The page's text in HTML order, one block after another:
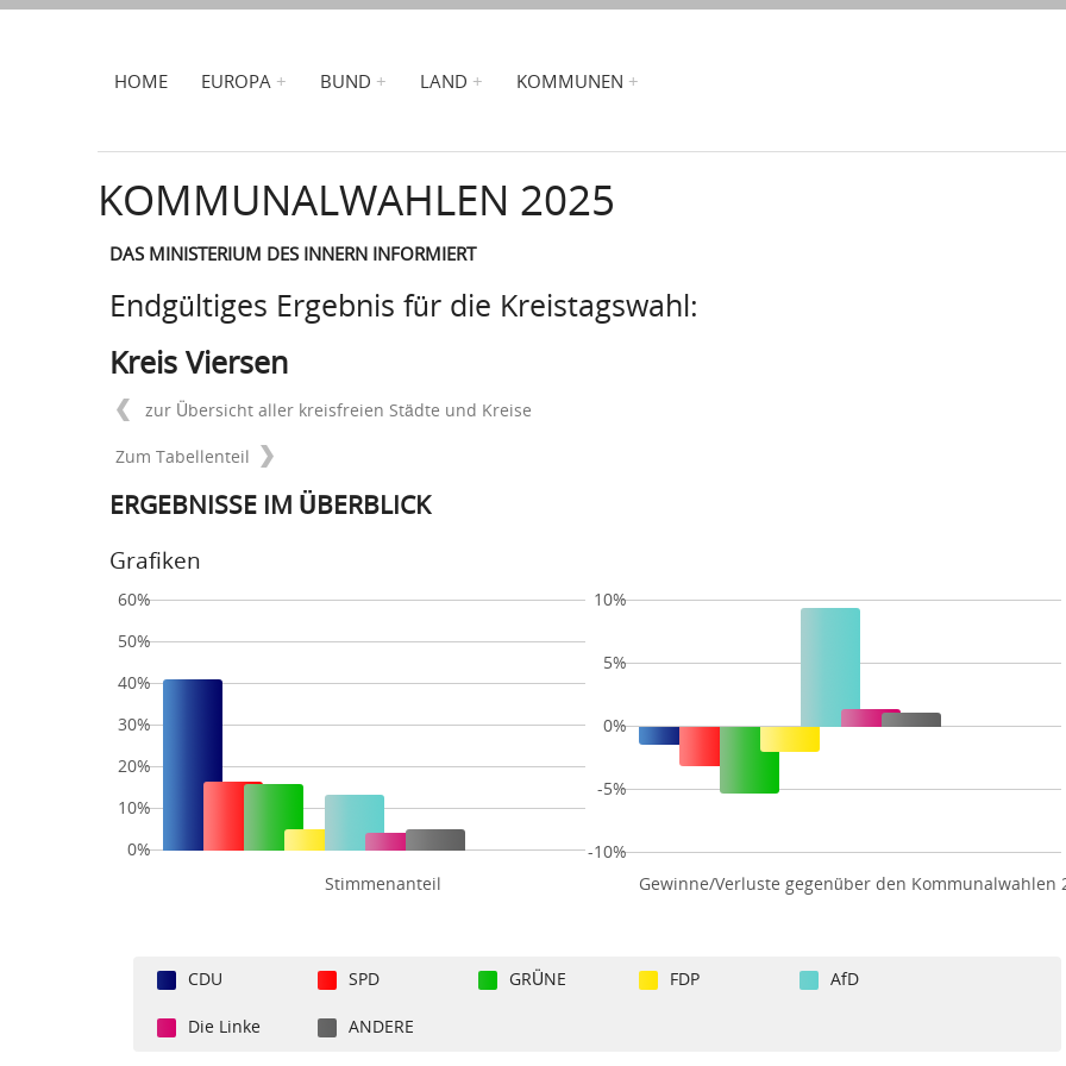
HOME EUROPA BUND LAND KOMMUNEN
KOMMUNALWAHLEN 2025
DAS MINISTERIUM DES INNERN INFORMIERT
Endgültiges Ergebnis für die Kreistagswahl:
Kreis Viersen
zur Übersicht aller kreisfreien Städte und Kreise
Zum Tabellenteil
ERGEBNISSE IM ÜBERBLICK
Grafiken
Stimmenanteil
60%
50%
40%
30%
20%
10%
0%
Gewinne/Verluste gegenüber den Kommunalwahlen
10%
5%
0%
-5%
-10%
CDU SPD GRÜNE FDP AfD
Die Linke ANDERE